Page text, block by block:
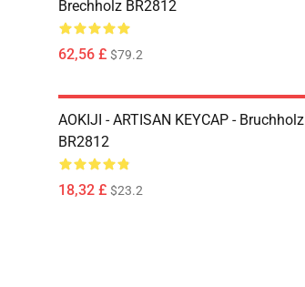
Brechholz BR2812
62,56 £ $79.2
AOKIJI - ARTISAN KEYCAP - Bruchholz
BR2812
18,32 £ $23.2